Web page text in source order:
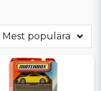
Mest populära